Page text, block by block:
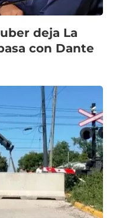
deja La
con Dante